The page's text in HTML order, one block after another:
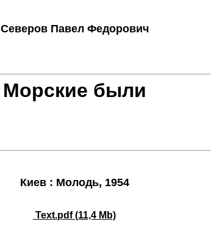
Северов Павел Федорович
Морские были
Киев : Молодь, 1954
Text.pdf (11,4 Mb)